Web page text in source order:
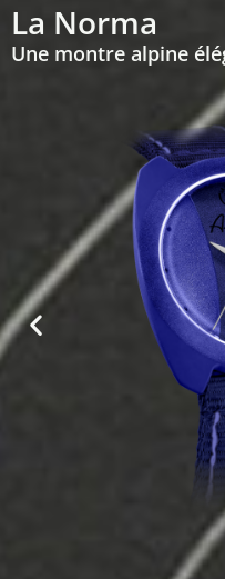
La Norma
Une montre alpine